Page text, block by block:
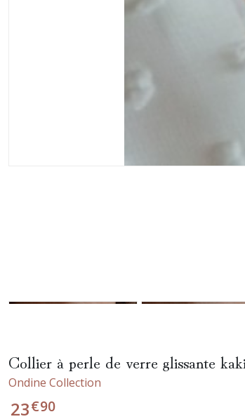
Collier à perle de verre glissante
Ondine Collection
23€90